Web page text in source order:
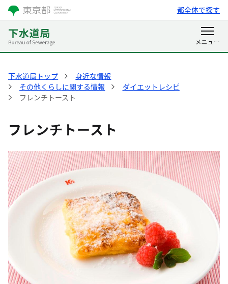
都全体で探す
下水道局トップ
身近な情報
その他くらしに関する情報
ダイエットレシピ
フレンチトースト
フレンチトースト